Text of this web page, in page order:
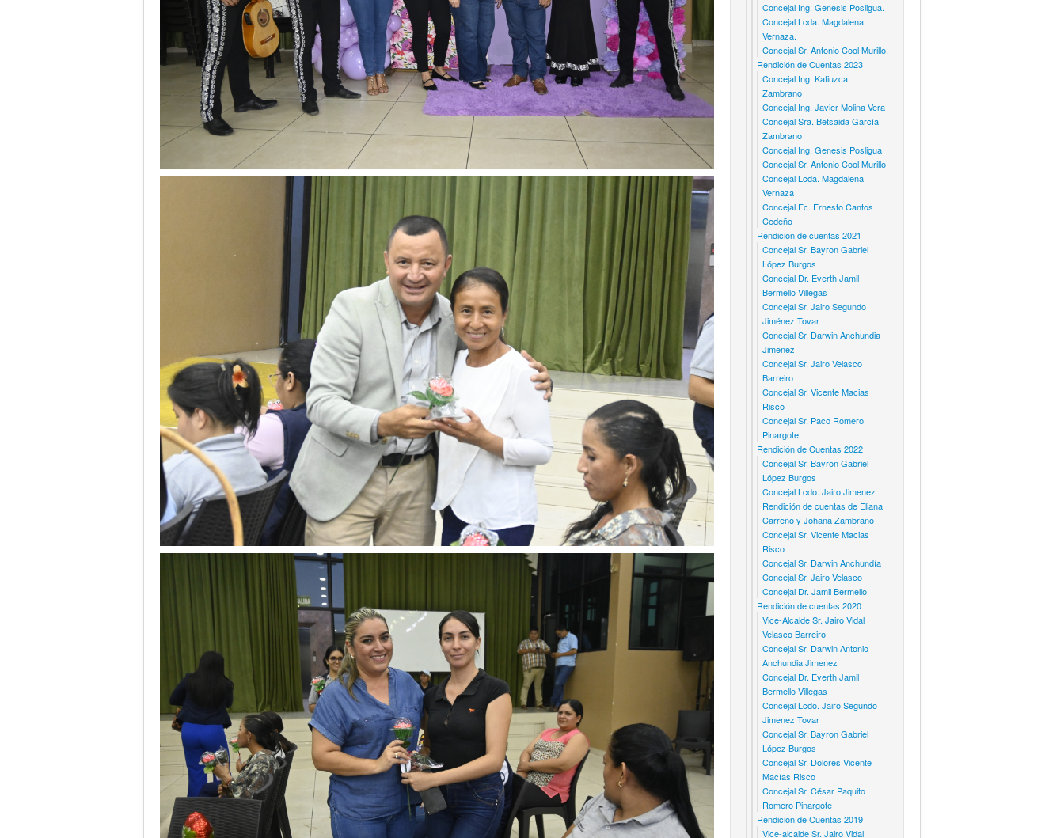
Concejal Ing. Genesis Posligua.
Concejal Lcda. Magdalena
Vernaza.
Concejal Sr. Antonio Cool Murillo.
Rendición de Cuentas 2023
Concejal Ing. Katiuzca
Zambrano
Concejal Ing. Javier Molina Vera
Concejal Sra. Betsaida García
Zambrano
Concejal Ing. Genesis Posligua
Concejal Sr. Antonio Cool Murillo
Concejal Lcda. Magdalena
Vernaza
Concejal Ec. Ernesto Cantos
Cedeño
Rendición de cuentas 2021
Concejal Sr. Bayron Gabriel
López Burgos
Concejal Dr. Everth Jamil
Bermello Villegas
Concejal Sr. Jairo Segundo
Jiménez Tovar
Concejal Sr. Darwin Anchundia
Jimenez
Concejal Sr. Jairo Velasco
Barreiro
Concejal Sr. Vicente Macias
Risco
Concejal Sr. Paco Romero
Pinargote
Rendición de Cuentas 2022
Concejal Sr. Bayron Gabriel
López Burgos
Concejal Lcdo. Jairo Jimenez
Rendición de cuentas de Eliana
Carreño y Johana Zambrano
Concejal Sr. Vicente Macias
Risco
Concejal Sr. Darwin Anchundía
Concejal Sr. Jairo Velasco
Concejal Dr. Jamil Bermello
Rendición de cuentas 2020
Vice-Alcalde Sr. Jairo Vidal
Velasco Barreiro
Concejal Sr. Darwin Antonio
Anchundia Jimenez
Concejal Dr. Everth Jamil
Bermello Villegas
Concejal Lcdo. Jairo Segundo
Jimenez Tovar
Concejal Sr. Bayron Gabriel
López Burgos
Concejal Sr. Dolores Vicente
Macías Risco
Concejal Sr. César Paquito
Romero Pinargote
Rendición de Cuentas 2019
Vice-alcalde Sr. Jairo Vidal